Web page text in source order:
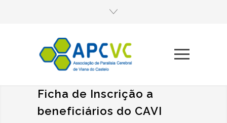
Ficha de Inscrição a
beneficiários do CAVI